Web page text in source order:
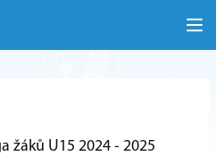
žáků U15 2024 - 2025